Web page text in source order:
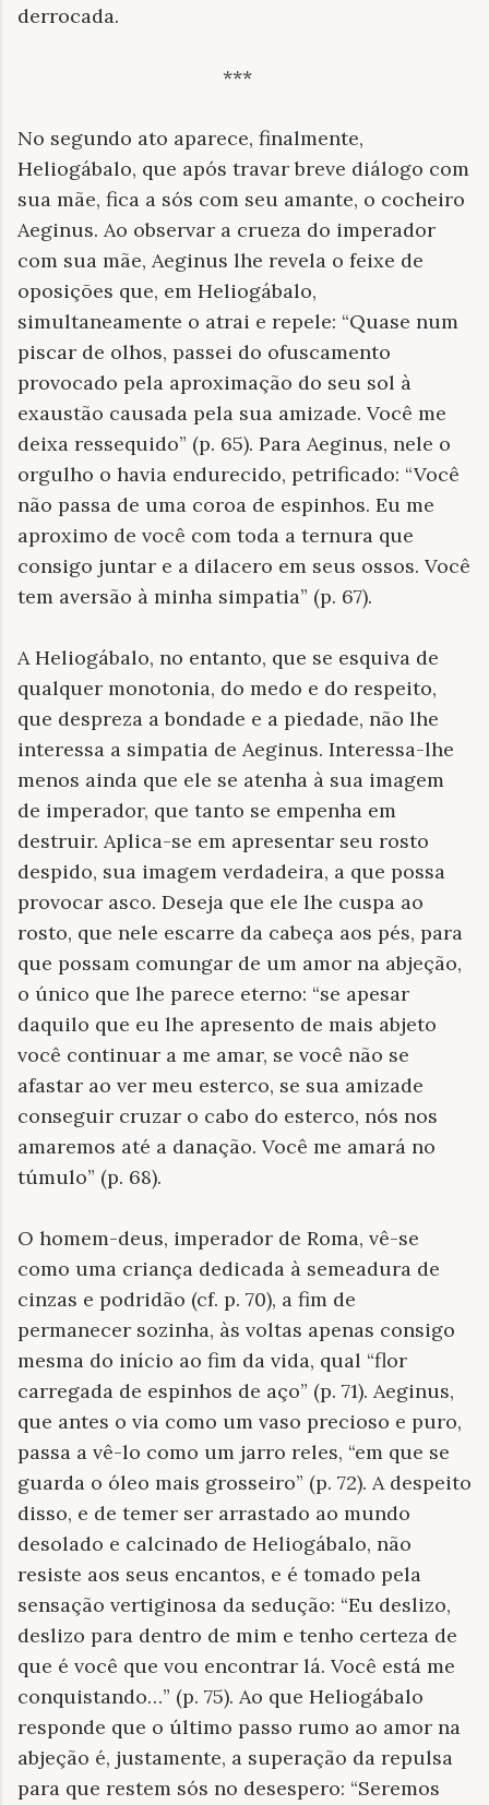
derrocada.
***
No segundo ato aparece, finalmente,
Heliogábalo, que após travar breve diálogo com
sua mãe, fica a sós com seu amante, o cocheiro
Aeginus. Ao observar a crueza do imperador
com sua mãe, Aeginus lhe revela o feixe de
oposições que, em Heliogábalo,
simultaneamente o atrai e repele: “Quase num
piscar de olhos, passei do ofuscamento
provocado pela aproximação do seu sol à
exaustão causada pela sua amizade. Você me
deixa ressequido” (p. 65). Para Aeginus, nele o
orgulho o havia endurecido, petrificado: “Você
não passa de uma coroa de espinhos. Eu me
aproximo de você com toda a ternura que
consigo juntar e a dilacero em seus ossos. Você
tem aversão à minha simpatia” (p. 67).
A Heliogábalo, no entanto, que se esquiva de
qualquer monotonia, do medo e do respeito,
que despreza a bondade e a piedade, não lhe
interessa a simpatia de Aeginus. Interessa-lhe
menos ainda que ele se atenha à sua imagem
de imperador, que tanto se empenha em
destruir. Aplica-se em apresentar seu rosto
despido, sua imagem verdadeira, a que possa
provocar asco. Deseja que ele lhe cuspa ao
rosto, que nele escarre da cabeça aos pés, para
que possam comungar de um amor na abjeção,
o único que lhe parece eterno: “se apesar
daquilo que eu lhe apresento de mais abjeto
você continuar a me amar, se você não se
afastar ao ver meu esterco, se sua amizade
conseguir cruzar o cabo do esterco, nós nos
amaremos até a danação. Você me amará no
túmulo” (p. 68).
O homem-deus, imperador de Roma, vê-se
como uma criança dedicada à semeadura de
cinzas e podridão (cf. p. 70), a fim de
permanecer sozinha, às voltas apenas consigo
mesma do início ao fim da vida, qual “flor
carregada de espinhos de aço” (p. 71). Aeginus,
que antes o via como um vaso precioso e puro,
passa a vê-lo como um jarro reles, “em que se
guarda o óleo mais grosseiro” (p. 72). A despeito
disso, e de temer ser arrastado ao mundo
desolado e calcinado de Heliogábalo, não
resiste aos seus encantos, e é tomado pela
sensação vertiginosa da sedução: “Eu deslizo,
deslizo para dentro de mim e tenho certeza de
que é você que vou encontrar lá. Você está me
conquistando…” (p. 75). Ao que Heliogábalo
responde que o último passo rumo ao amor na
abjeção é, justamente, a superação da repulsa
para que restem sós no desespero: “Seremos